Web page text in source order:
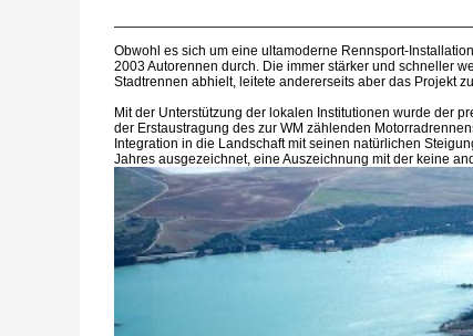
Obwohl es sich um eine ultamoderne Rennsport-
2003 Autorennen durch. Die immer stärker und schneller
Stadtrennen abhielt, leitete andererseits aber das Projekt
Mit der Unterstützung der lokalen Institutionen wurde der
der Erstaustragung des zur WM zählenden
Integration in die Landschaft mit seinen natürlichen
Jahres ausgezeichnet, eine Auszeichnung mit der keine